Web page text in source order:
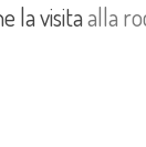
la visitaalla